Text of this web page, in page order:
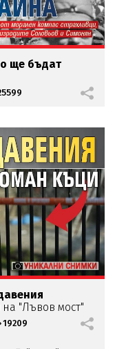
ще бъдат
на "Лъвов мост"
19209